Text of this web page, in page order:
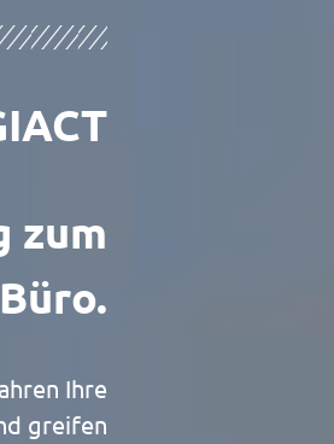
zum
Ihre
greifen